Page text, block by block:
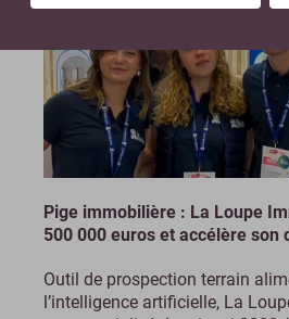
Pige immobilière : La Loupe
500 000 euros et accélère son
Outil de prospection terrain
l’intelligence artificielle, La